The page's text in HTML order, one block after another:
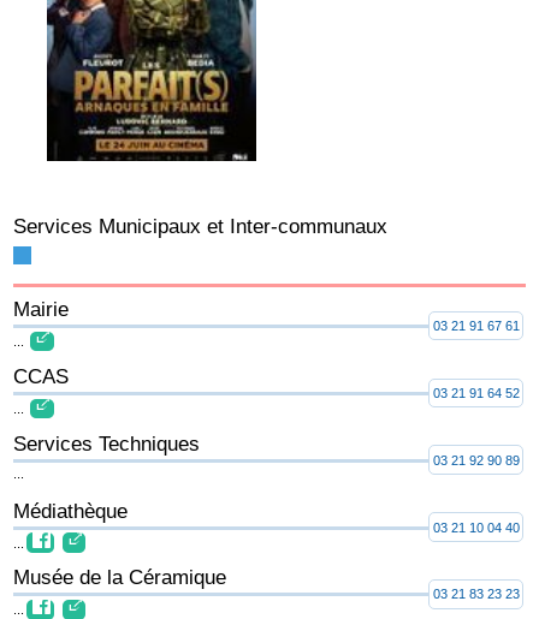
Services Municipaux et Inter-communaux
Mairie
03 21 91 67 61
CCAS
03 21 91 64 52
Services Techniques
03 21 92 90 89
Médiathèque
03 21 10 04 40
Musée de la Céramique
...
03 21 83 23 23